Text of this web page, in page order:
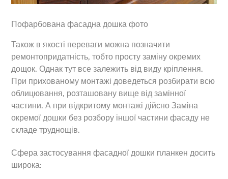
Пофарбована фасадна дошка фото
Також в якості переваги можна позначити
ремонтопридатність, тобто просту заміну окремих
дощок. Однак тут все залежить від виду кріплення.
При прихованому монтажі доведеться розбирати всю
облицювання, розташовану вище від замінної
частини. А при відкритому монтажі дійсно Заміна
окремої дошки без розбору іншої частини фасаду не
складе труднощів.
Сфера застосування фасадної дошки планкен досить
широка: